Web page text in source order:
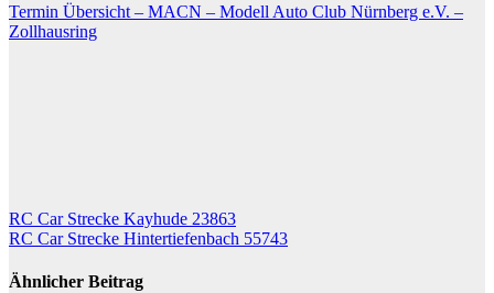
Termin Übersicht – MACN – Modell Auto Club Nürnberg e.V. –
Zollhausring
Beitragsnavigation
RC Car Strecke Kayhude 23863
RC Car Strecke Hintertiefenbach 55743
Ähnlicher Beitrag